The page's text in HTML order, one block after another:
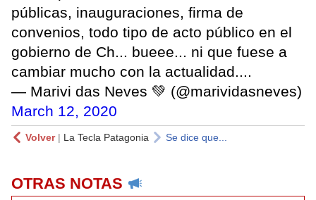
públicas, inauguraciones, firma de
convenios, todo tipo de acto público en el
gobierno de Ch... bueee... ni que fuese a
cambiar mucho con la actualidad....
— Marivi das Neves 💚 (@marividasneves)
March 12, 2020
Volver| La Tecla Patagonia Se dice que...
OTRAS NOTAS